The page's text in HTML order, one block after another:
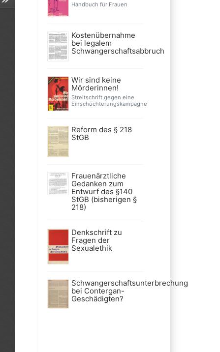
Handbuch für Frauen
Kostenübernahme
bei legalem
Schwangerschaftsabbruch
Wir sind keine
Mörderinnen!
Streitschrift gegen eine
Einschüchterungskampagne
Reform des § 218
StGB
Frauenärztliche
Gedanken zum
Entwurf des §140
StGB (bisherigen §
218)
Denkschrift zu
Fragen der
Sexualethik
Schwangerschaftsunterbrechung
bei Contergan-
Geschädigten?